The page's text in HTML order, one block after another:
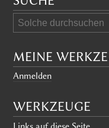
MEINE
Anmelden
WERKZEUGE